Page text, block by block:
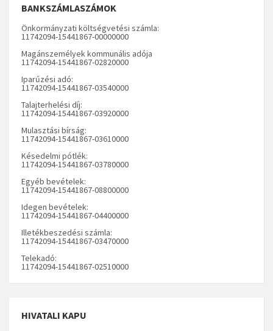
BANKSZÁMLASZÁMOK
Önkormányzati költségvetési számla:
11742094-15441867-00000000
Magánszemélyek kommunális adója
11742094-15441867-02820000
Iparűzési adó:
11742094-15441867-03540000
Talajterhelési díj:
11742094-15441867-03920000
Mulasztási bírság:
11742094-15441867-03610000
Késedelmi pótlék:
11742094-15441867-03780000
Egyéb bevételek:
11742094-15441867-08800000
Idegen bevételek:
11742094-15441867-04400000
Illetékbeszedési számla:
11742094-15441867-03470000
Telekadó:
11742094-15441867-02510000
HIVATALI KAPU